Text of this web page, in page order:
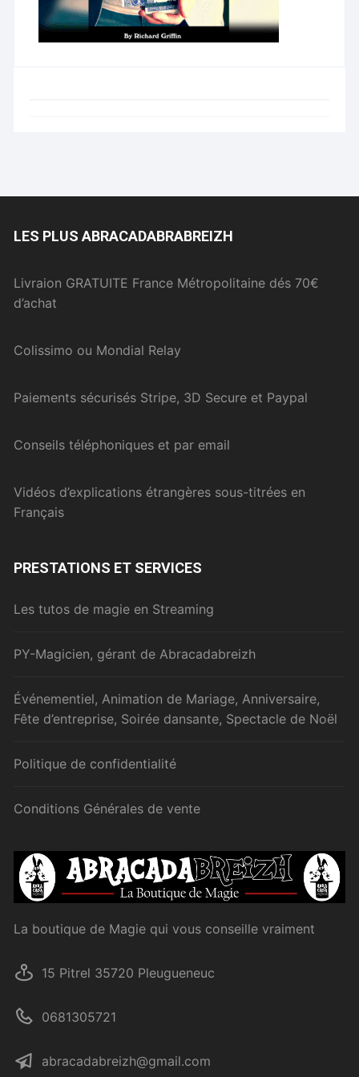
LES PLUS ABRACADABRABREIZH
Livraion GRATUITE France Métropolitaine dés 70€
d’achat
Colissimo ou Mondial Relay
Paiements sécurisés Stripe, 3D Secure et Paypal
Conseils téléphoniques et par email
Vidéos d’explications étrangères sous-titrées en
Français
PRESTATIONS ET SERVICES
Les tutos de magie en Streaming
PY-Magicien, gérant de Abracadabreizh
Événementiel, Animation de Mariage, Anniversaire,
Fête d’entreprise, Soirée dansante, Spectacle de Noël
Politique de confidentialité
Conditions Générales de vente
La boutique de Magie qui vous conseille vraiment
15 Pitrel 35720 Pleugueneuc
0681305721
abracadabreizh@gmail.com